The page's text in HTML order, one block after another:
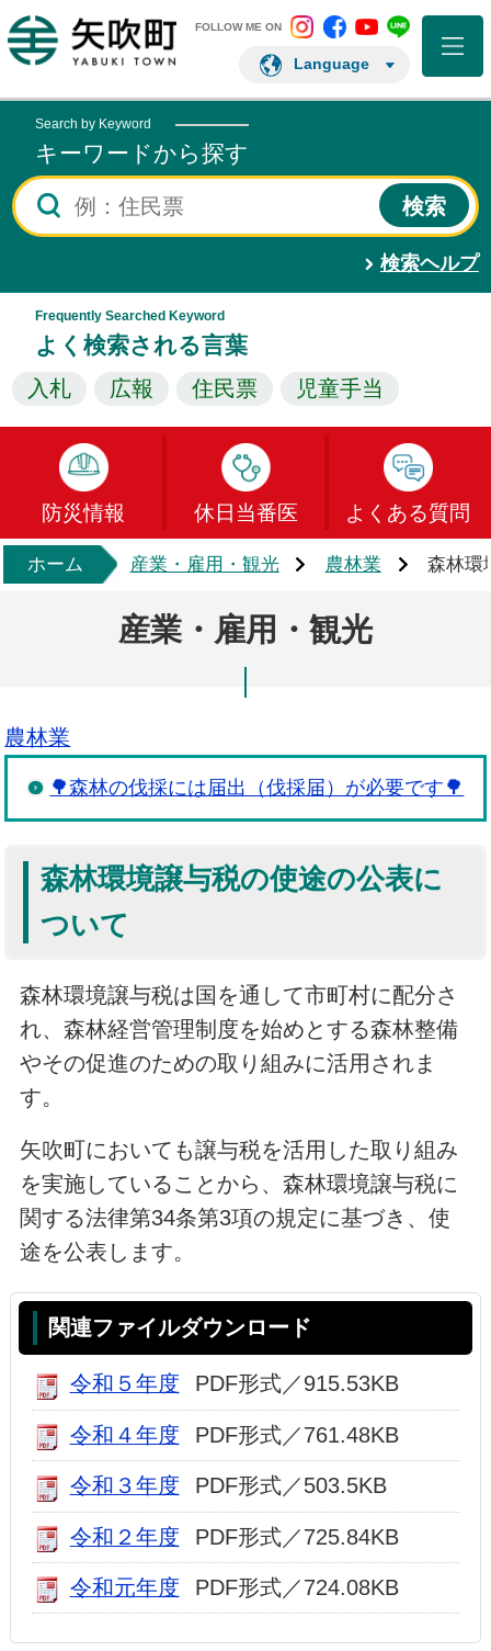
矢吹町ホームページ
FOLLOW ME ON 矢吹町 Instagram
矢吹町矢吹町矢吹町
Language
Search by Keyword
キーワードから探す
検索ヘルプ
Frequently Searched Keyword
よく検索される言葉
入札 広報 住民票 児童手当
防災情報 休日当番医 よくある質問
ホーム 産業・雇用・観光 農林業 森林環
産業・雇用・観光
農林業
🌳森林の伐採には届出（伐採届）が必要です🌳
森林環境譲与税の使途の公表に
ついて
森林環境譲与税は国を通して市町村に配分さ
れ、森林経営管理制度を始めとする森林整備
やその促進のための取り組みに活用されま
す。
矢吹町においても譲与税を活用した取り組み
を実施していることから、森林環境譲与税に
関する法律第34条第3項の規定に基づき、使
途を公表します。
関連ファイルダウンロード
令和５年度 PDF形式／915.53KB
令和４年度 PDF形式／761.48KB
令和３年度 PDF形式／503.5KB
令和２年度 PDF形式／725.84KB
令和元年度 PDF形式／724.08KB